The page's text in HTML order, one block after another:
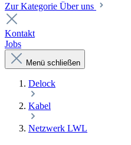
Zur Kategorie Über uns
Kontakt
Jobs
Menü schließen
Delock
Kabel
Netzwerk LWL